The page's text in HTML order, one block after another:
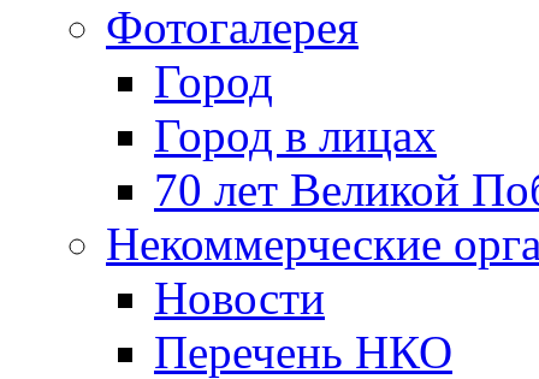
Фотогалерея
Город
Город в лицах
70 лет Великой
Некоммерческие
Новости
Перечень НКО